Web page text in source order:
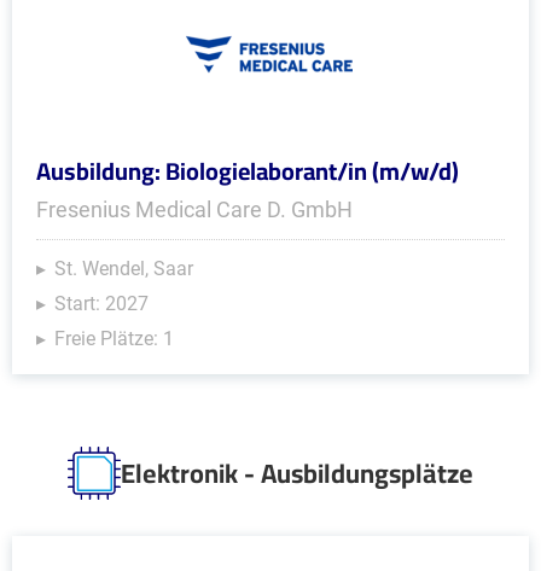
Ausbildung: Biologielaborant/in (m/w/d)
Fresenius Medical Care D. GmbH
St. Wendel, Saar
Start: 2027
Freie Plätze: 1
Elektronik - Ausbildungsplätze